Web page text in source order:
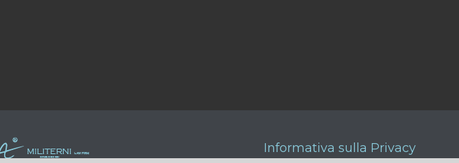
Informativa sulla Privacy